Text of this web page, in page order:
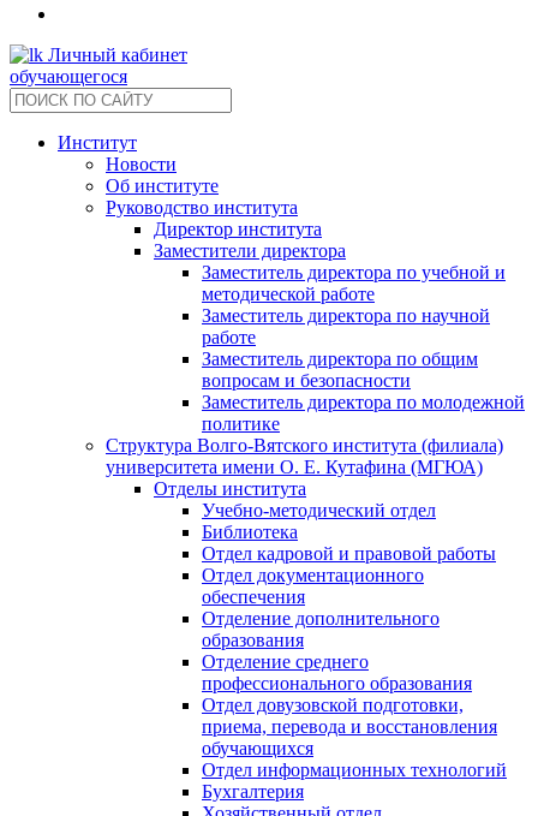
Личный кабинет
обучающегося
Институт
Новости
Об институте
Руководство института
Директор института
Заместители директора
Заместитель директора по учебной и
методической работе
Заместитель директора по научной
работе
Заместитель директора по общим
вопросам и безопасности
Заместитель директора по молодежной
политике
Структура Волго-Вятского института (филиала)
университета имени О. Е. Кутафина (МГЮА)
Отделы института
Учебно-методический отдел
Библиотека
Отдел кадровой и правовой работы
Отдел документационного
обеспечения
Отделение дополнительного
образования
Отделение среднего
профессионального образования
Отдел довузовской подготовки,
приема, перевода и восстановления
обучающихся
Отдел информационных технологий
Бухгалтерия